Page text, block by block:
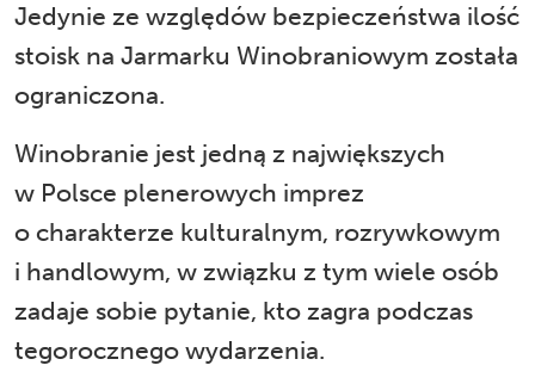
Jedynie ze względów bezpieczeństwa ilość
stoisk na Jarmarku Winobraniowym została
ograniczona.
Winobranie jest jedną z największych
w Polsce plenerowych imprez
o charakterze kulturalnym, rozrywkowym
i handlowym, w związku z tym wiele osób
zadaje sobie pytanie, kto zagra podczas
tegorocznego wydarzenia.